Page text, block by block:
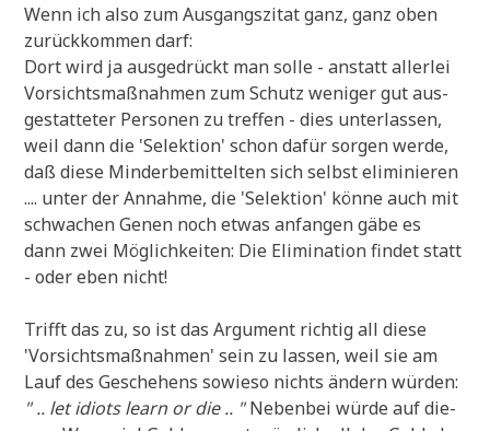
Wenn ich also zum Aus­gangs­zi­tat ganz, ganz oben
zurück­kom­men darf:
Dort wird ja aus­ge­drückt man sol­le - anstatt aller­lei
Vor­sichts­maß­nah­men zum Schutz weni­ger gut aus­
ge­stat­te­ter Per­so­nen zu tref­fen - dies unter­las­sen,
weil dann die 'Selek­ti­on' schon dafür sor­gen wer­de,
daß die­se Min­der­be­mit­tel­ten sich selbst eli­mi­nie­ren
.... unter der Annah­me, die 'Selek­ti­on' kön­ne auch mit
schwa­chen Genen noch etwas anfan­gen gäbe es
dann zwei Mög­lich­kei­ten: Die Eli­mi­na­ti­on fin­det statt
- oder eben nicht!
Trifft das zu, so ist das Argu­ment rich­tig all die­se
'Vor­sichts­maß­nah­men' sein zu las­sen, weil sie am
Lauf des Gesche­hens sowie­so nichts ändern wür­den:
" .. let idi­ots learn or die .. "Neben­bei wür­de auf die­